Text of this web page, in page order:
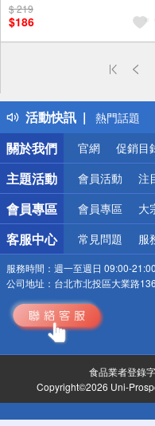
贈$200
$ 219
$186
活動快訊
偏遠地區配
得獎公告
熱門話題
銀行優惠
偏遠地區配
詐騙網頁！
關於我們
官網 促銷目
主題活動 會員活動 注
會員專區 會員專區 大
客服中心 常見問題 服
服務時間： 週一至週日 09:00-
公司地址： 台北市北投區大業路
食品業者登錄
Copyright©2026 Uni-